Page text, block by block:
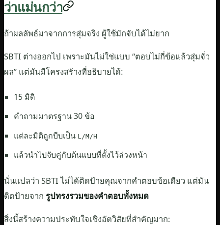
ว่าแม่นกว่า
ถ้าผลลัพธ์มาจากการสุ่มจริง ผู้ใช้มักจับได้ไม่ยาก
SBTI ต่างออกไป เพราะมันไม่ใช่แบบ “ตอบไม่กี่ข้อแล้วสุ่มจั่ว
ผล” แต่มันมีโครงสร้างที่อธิบายได้:
15 มิติ
คำถามมาตรฐาน 30 ข้อ
แต่ละมิติถูกบีบเป็น L/M/H
แล้วนำไปจับคู่กับต้นแบบที่ตั้งไว้ล่วงหน้า
นั่นแปลว่า SBTI ไม่ได้ติดป้ายคุณจากคำตอบข้อเดียว แต่มัน
ติดป้ายจาก รูปทรงรวมของคำตอบทั้งหมด
สิ่งนี้สร้างความประทับใจเชิงอัตวิสัยที่สำคัญมาก: